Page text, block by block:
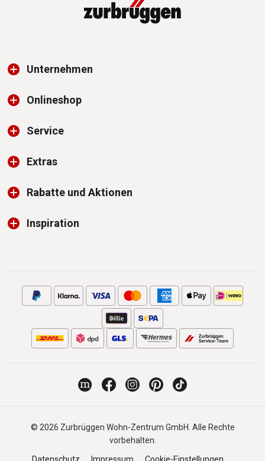
Unternehmen
Onlineshop
Service
Extras
Rabatte und Aktionen
Inspiration
© 2026 Zurbrüggen Wohn-Zentrum GmbH. Alle Rechte
vorbehalten.